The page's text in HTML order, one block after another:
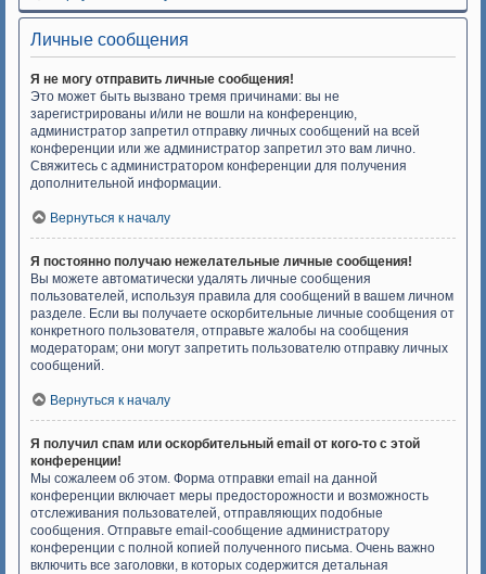
Личные сообщения
Я не могу отправить личные сообщения!
Это может быть вызвано тремя причинами: вы не
зарегистрированы и/или не вошли на конференцию,
администратор запретил отправку личных сообщений на всей
конференции или же администратор запретил это вам лично.
Свяжитесь с администратором конференции для получения
дополнительной информации.
Вернуться к началу
Я постоянно получаю нежелательные личные сообщения!
Вы можете автоматически удалять личные сообщения
пользователей, используя правила для сообщений в вашем личном
разделе. Если вы получаете оскорбительные личные сообщения от
конкретного пользователя, отправьте жалобы на сообщения
модераторам; они могут запретить пользователю отправку личных
сообщений.
Вернуться к началу
Я получил спам или оскорбительный email от кого-то с этой
конференции!
Мы сожалеем об этом. Форма отправки email на данной
конференции включает меры предосторожности и возможность
отслеживания пользователей, отправляющих подобные
сообщения. Отправьте email-сообщение администратору
конференции с полной копией полученного письма. Очень важно
включить все заголовки, в которых содержится детальная